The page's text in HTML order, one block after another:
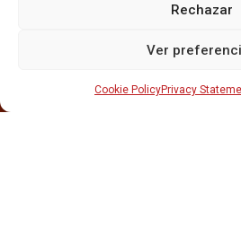
Rechazar
Ver
Cookie PolicyPrivacy
CARTAS DE CERVEZAS Y VINO
CATAS Y FORMACIONES